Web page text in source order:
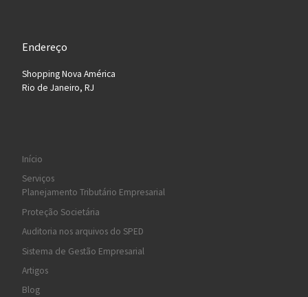
Endereço
Shopping Nova América
Rio de Janeiro, RJ
Início
Serviços
Planejamento Tributário Empresarial
Proteção Societária
Auditoria nos arquivos do SPED
Sistema de Gestão Empresarial
Artigos
Blog